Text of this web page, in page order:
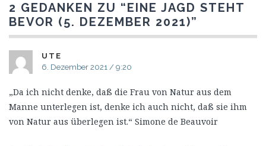
2 GEDANKEN ZU “ EINE JAGD STEHT
BEVOR (5. DEZEMBER 2021)”
UTE
6. Dezember 2021 / 9:20
„Da ich nicht denke, daß die Frau von Natur aus dem
Manne unterlegen ist, denke ich auch nicht, daß sie ihm
von Natur aus überlegen ist.“ Simone de Beauvoir